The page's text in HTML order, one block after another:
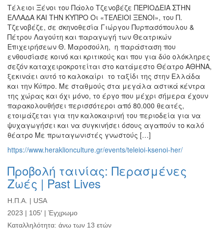
Τέλειοι Ξένοι του Πάολο Τζενοβέζε ΠΕΡΙΟΔΕΙΑ ΣΤΗΝ
ΕΛΛΑΔΑ ΚΑΙ ΤΗΝ ΚΥΠΡΟ Οι «ΤΕΛΕΙΟΙ ΞΕΝΟΙ», του Π.
Τζενοβέζε, σε σκηνοθεσία Γιώργου Πυρπασόπουλου &
Πέτρου Λαγούτη και παραγωγή των Θεατρικών
Επιχειρήσεων Θ. Μαροσούλη, η παράσταση που
ενθουσίασε κοινό και κριτικούς και που για δύο ολόκληρες
σεζόν καταχειροκροτείται στο κατάμεστο Θέατρο ΑΘΗΝΑ,
ξεκινάει αυτό το καλοκαίρι το ταξίδι της στην Ελλάδα
και την Κύπρο. Με σταθμούς στα μεγάλα αστικά κέντρα
της χώρας και όχι μόνο, το έργο που μέχρι σήμερα έχουν
παρακολουθήσει περισσότεροι από 80.000 θεατές,
ετοιμάζεται για την καλοκαιρινή του περιοδεία για να
ψυχαγωγήσει και να συγκινήσει όσους αγαπούν το καλό
θέατρο Με πρωταγωνιστές γνωστούς […]
https://www.heraklionculture.gr/events/teleioi-ksenoi-her/
Προβολή ταινίας: Περασμένες
Ζωές | Past Lives
Η.Π.Α. | USA
2023 | 105′ | Έγχρωμο
Καταλληλότητα: άνω των 13 ετών